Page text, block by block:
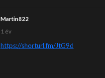
Martin822
1 év
https://shorturl.fm/JtG9d